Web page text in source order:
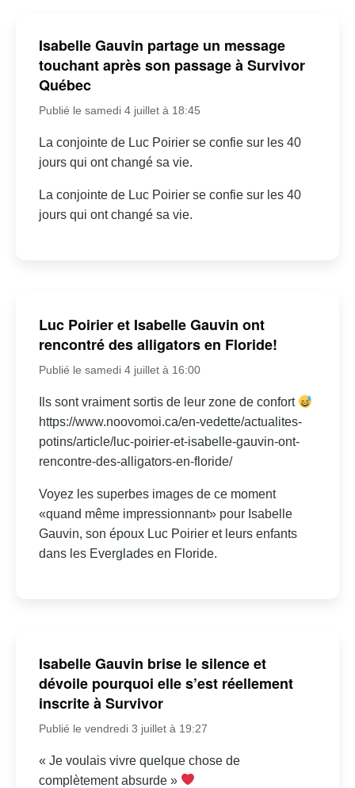
Isabelle Gauvin partage un message
touchant après son passage à Survivor
Québec
Publié le samedi 4 juillet à 18:45
La conjointe de Luc Poirier se confie sur les 40
jours qui ont changé sa vie.
La conjointe de Luc Poirier se confie sur les 40
jours qui ont changé sa vie.
Luc Poirier et Isabelle Gauvin ont
rencontré des alligators en Floride!
Publié le samedi 4 juillet à 16:00
Ils sont vraiment sortis de leur zone de confort
https://www.noovomoi.ca/en-vedette/actualites-
potins/article/luc-poirier-et-isabelle-gauvin-ont-
rencontre-des-alligators-en-floride/
Voyez les superbes images de ce moment
«quand même impressionnant» pour Isabelle
Gauvin, son époux Luc Poirier et leurs enfants
dans les Everglades en Floride.
Isabelle Gauvin brise le silence et
dévoile pourquoi elle s’est réellement
inscrite à Survivor
Publié le vendredi 3 juillet à 19:27
« Je voulais vivre quelque chose de
complètement absurde »